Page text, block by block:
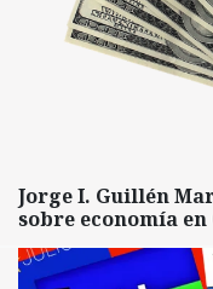
Jorge I. Guillén
sobre economía en